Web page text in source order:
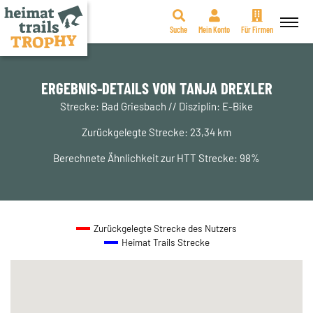
Zum
Suche Mein Konto Für Firmen
ERGEBNIS-DETAILS VON TANJA DREXLER
Strecke: Bad Griesbach // Disziplin: E-Bike
Zurückgelegte Strecke: 23,34 km
Berechnete Ähnlichkeit zur HTT Strecke: 98%
Zurückgelegte Strecke des Nutzers
Heimat Trails Strecke